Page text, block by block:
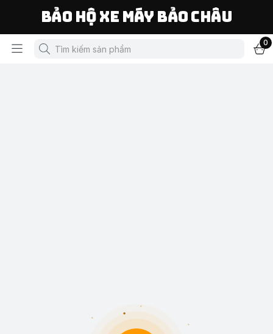
Bảo Hộ Xe Máy Bảo Châu
0